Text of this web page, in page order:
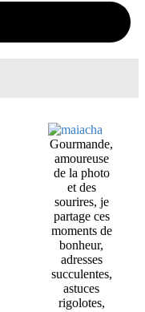
Gourmande,
amoureuse
de la photo
et des
sourires, je
partage ces
moments de
bonheur,
adresses
succulentes,
astuces
rigolotes,